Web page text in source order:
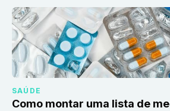
SAÚDE
Como montar uma lista de